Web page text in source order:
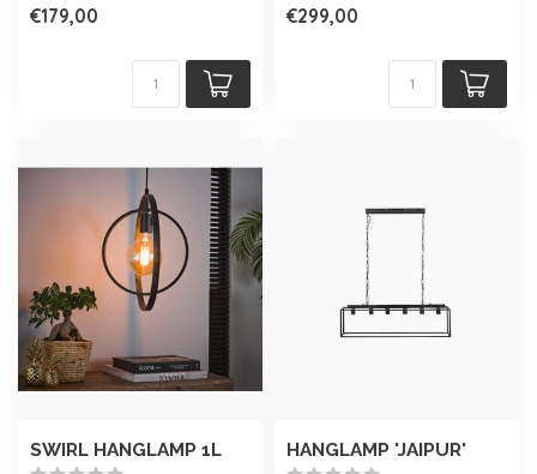
gezellig...
€179,00
brengt...
€299,00
SWIRL HANGLAMP 1L HANGLAMP 'JAIPUR'